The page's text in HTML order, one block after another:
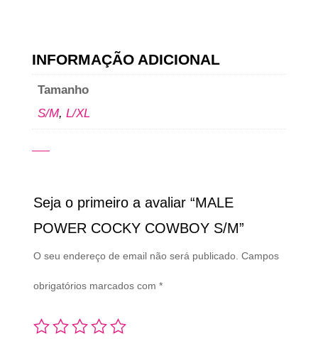
INFORMAÇÃO ADICIONAL
Tamanho
S/M,L/XL
Seja o primeiro a avaliar “MALE
POWER COCKY COWBOY S/M”
O seu endereço de email não será publicado. Campos
obrigatórios marcados com *